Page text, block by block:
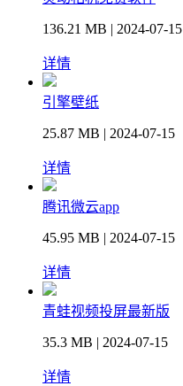
136.21 MB | 2024-07-15
详情
引擎壁纸
25.87 MB | 2024-07-15
详情
腾讯微云app
45.95 MB | 2024-07-15
详情
青蛙视频投屏最新版
35.3 MB | 2024-07-15
详情